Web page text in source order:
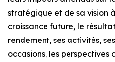
stratégique et de sa vision
croissance future, le
rendement, ses activités,
occasions, les perspectives